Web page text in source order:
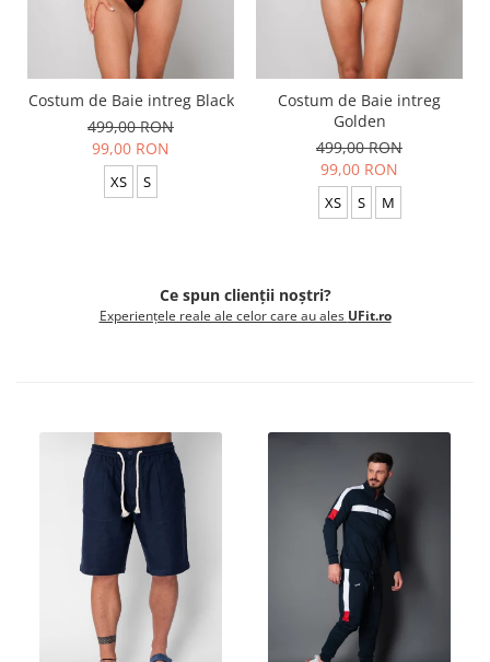
Costum de Baie intreg Black
499,00 RON
99,00 RON
XS S
Costum de Baie intreg
Golden
499,00 RON
99,00 RON
XS S M
Ce spun clienții noștri?
Experiențele reale ale celor care au ales UFit.ro